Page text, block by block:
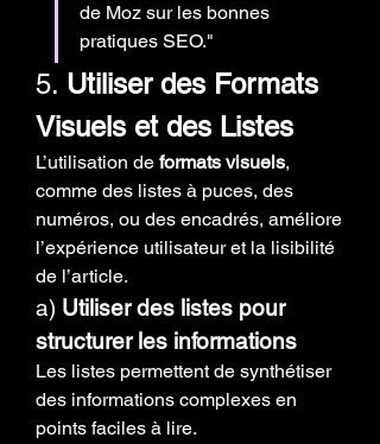
de Moz sur les bonnes
pratiques SEO."
5. Utiliser des Formats
Visuels et des Listes
L’utilisation de formats visuels,
comme des listes à puces, des
numéros, ou des encadrés, améliore
l’expérience utilisateur et la lisibilité
de l’article.
a) Utiliser des listes pour
structurer les informations
Les listes permettent de synthétiser
des informations complexes en
points faciles à lire.